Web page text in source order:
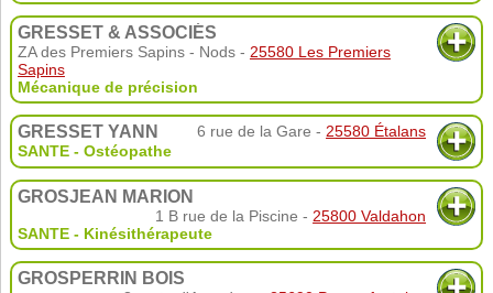
GRESSET & ASSOCIÉS
ZA des Premiers Sapins - Nods - 25580 Les Premiers
Sapins
Mécanique de précision
GRESSET YANN 6 rue de la Gare - 25580 Étalans
SANTE - Ostéopathe
GROSJEAN MARION
1 B rue de la Piscine - 25800 Valdahon
SANTE - Kinésithérapeute
GROSPERRIN BOIS